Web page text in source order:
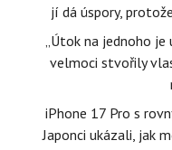
jí dá úspory,
„Útok na jednoho je
velmoci stvořily
iPhone 17 Pro s
Japonci ukázali, jak